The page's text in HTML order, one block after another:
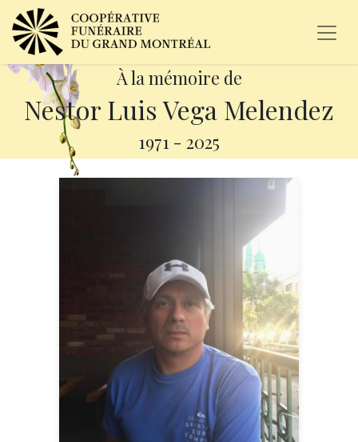
À la mémoire de
Nestor Luis Vega Melendez
1971 - 2025